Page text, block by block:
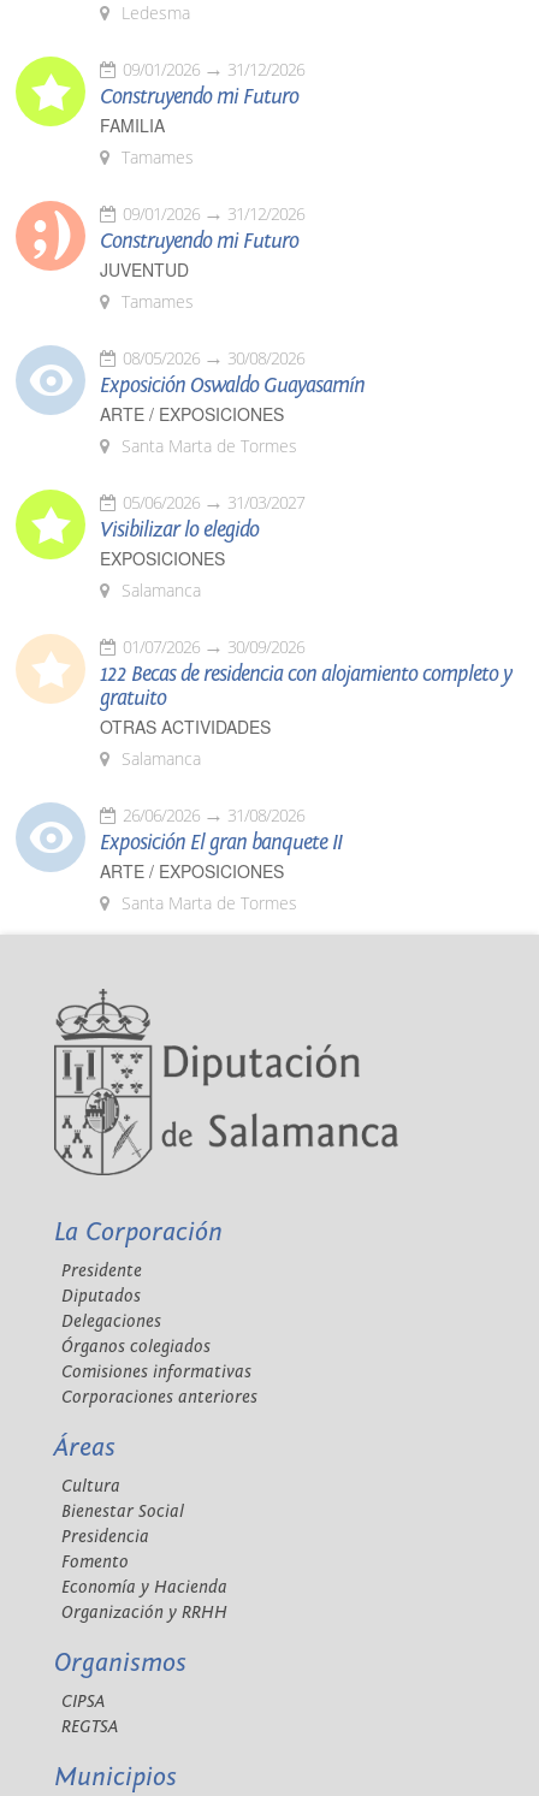
Ledesma
09/01/2026 31/12/2026
Construyendo mi Futuro
FAMILIA
Tamames
09/01/2026 31/12/2026
Construyendo mi Futuro
JUVENTUD
Tamames
08/05/2026 30/08/2026
Exposición Oswaldo Guayasamín
ARTE / EXPOSICIONES
Santa Marta de Tormes
05/06/2026 31/03/2027
Visibilizar lo elegido
EXPOSICIONES
Salamanca
01/07/2026 30/09/2026
122 Becas de residencia con alojamiento completo y
gratuito
OTRAS ACTIVIDADES
Salamanca
26/06/2026 31/08/2026
Exposición El gran banquete II
ARTE / EXPOSICIONES
Santa Marta de Tormes
La Corporación
Presidente
Diputados
Delegaciones
Órganos colegiados
Comisiones informativas
Corporaciones anteriores
Áreas
Cultura
Bienestar Social
Presidencia
Fomento
Economía y Hacienda
Organización y RRHH
Organismos
CIPSA
REGTSA
Municipios